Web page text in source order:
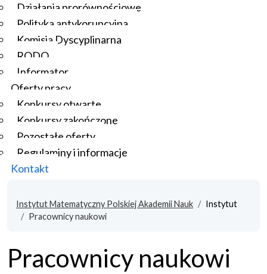
Działania prorównościowe
Polityka antykorupcyjna
Komisja Dyscyplinarna
RODO
Informator
Oferty pracy
Konkursy otwarte
Konkursy zakończone
Pozostałe oferty
Regulaminy i informacje
Kontakt
Instytut Matematyczny Polskiej Akademii Nauk
Instytut
Pracownicy naukowi
Pracownicy naukowi